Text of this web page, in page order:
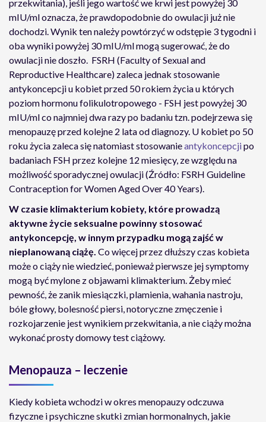
przekwitania), jeśli jego wartość we krwi jest powyżej 30
mIU/ml oznacza, że prawdopodobnie do owulacji już nie
dochodzi. Wynik ten należy powtórzyć w odstępie 3 tygodni i
oba wyniki powyżej 30 mIU/ml mogą sugerować, że do
owulacji nie doszło. FSRH (Faculty of Sexual and
Reproductive Healthcare) zaleca jednak stosowanie
antykoncepcji u kobiet przed 50 rokiem życia u których
poziom hormonu folikulotropowego - FSH jest powyżej 30
mIU/ml co najmniej dwa razy po badaniu tzn. podejrzewa się
menopauzę przed kolejne 2 lata od diagnozy. U kobiet po 50
roku życia zaleca się natomiast stosowanieantykoncepcjipo
badaniach FSH przez kolejne 12 miesięcy, ze względu na
możliwość sporadycznej owulacji (Źródło: FSRH Guideline
Contraception for Women Aged Over 40 Years).
W czasie klimakterium kobiety, które prowadzą
aktywne życie seksualne powinny stosować
antykoncepcję, w innym przypadku mogą zajść w
nieplanowaną ciążę. Co więcej przez dłuższy czas kobieta
może o ciąży nie wiedzieć, ponieważ pierwsze jej symptomy
mogą być mylone z objawami klimakterium. Żeby mieć
pewność, że zanik miesiączki, plamienia, wahania nastroju,
bóle głowy, bolesność piersi, notoryczne zmęczenie i
rozkojarzenie jest wynikiem przekwitania, a nie ciąży można
wykonać prosty domowy test ciążowy.
Menopauza – leczenie
Kiedy kobieta wchodzi w okres menopauzy odczuwa
fizyczne i psychiczne skutki zmian hormonalnych, jakie